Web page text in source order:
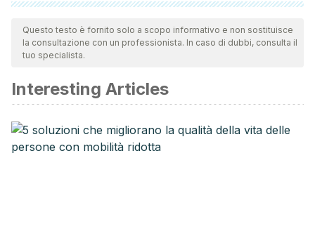
Tutte le fonti citate sono state esaminate a fondo dal nostro
team per garantirne la qualità, l'affidabilità, l'attualità e la
validità. La bibliografia di questo articolo è stata considerata
McRorie, J. W. (2018). Heartburn. Nutrition Today.
https://doi.org/10.1097/NT.0000000000000244
Questo testo è fornito solo a scopo informativo e non sostituisce
la consultazione con un professionista. In caso di dubbi, consulta il
tuo specialista.
Interesting Articles